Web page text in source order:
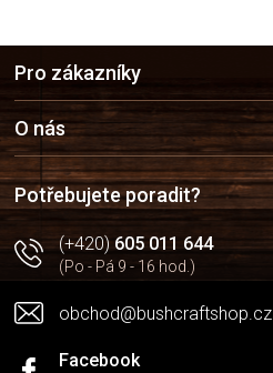
a
t
í
Pro zákazníky
O nás
Potřebujete poradit?
(+420)605 011 644
(Po - Pá 9 - 16 hod.)
obchod@bushcraftshop.cz
Facebook